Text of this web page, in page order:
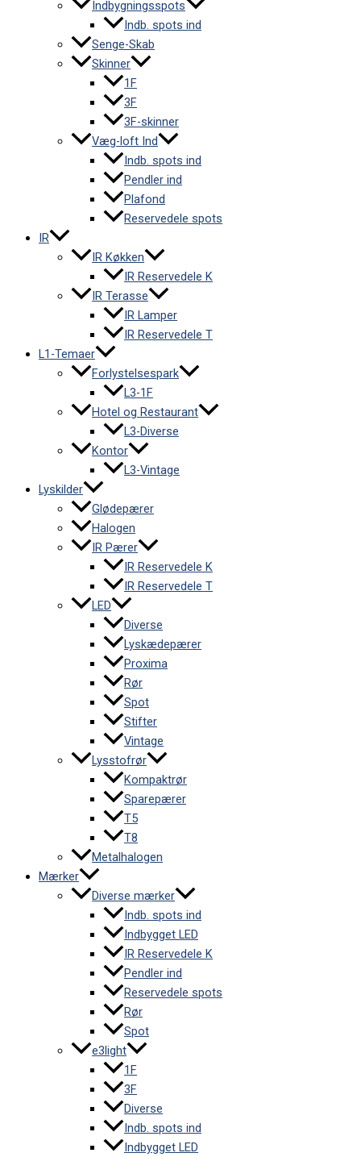
Indbygningsspots
Indb. spots ind
Senge-Skab
Skinner
1F
3F
3F-skinner
Væg-loft Ind
Indb. spots ind
Pendler ind
Plafond
Reservedele spots
IR
IR Køkken
IR Reservedele K
IR Terasse
IR Lamper
IR Reservedele T
L1-Temaer
Forlystelsespark
L3-1F
Hotel og Restaurant
L3-Diverse
Kontor
L3-Vintage
Lyskilder
Glødepærer
Halogen
IR Pærer
IR Reservedele K
IR Reservedele T
LED
Diverse
Lyskædepærer
Proxima
Rør
Spot
Stifter
Vintage
Lysstofrør
Kompaktrør
Sparepærer
T5
T8
Metalhalogen
Mærker
Diverse mærker
Indb. spots ind
Indbygget LED
IR Reservedele K
Pendler ind
Reservedele spots
Rør
Spot
e3light
1F
3F
Diverse
Indb. spots ind
Indbygget LED